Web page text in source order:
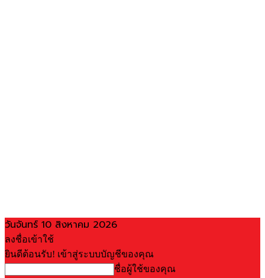
วันจันทร์ 10 สิงหาคม 2026
ลงชื่อเข้าใช้
ยินดีต้อนรับ! เข้าสู่ระบบบัญชีของคุณ
ชื่อผู้ใช้ของคุณ